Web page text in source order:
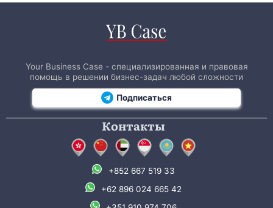
Your Business Case - специализированная и правовая
помощь в решении бизнес-задач любой сложности
Подписаться
Контакты
+852 667 519 33
+62 896 024 665 42